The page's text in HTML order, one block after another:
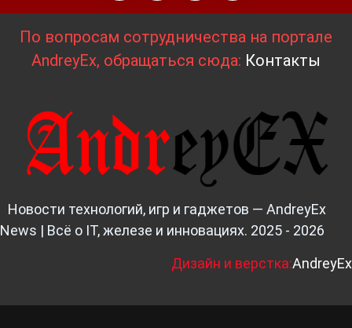
По вопросам сотрудничества на портале
AndreyEx, обращаться сюда: Контакты
Новости технологий, игр и гаджетов — AndreyEx
News | Всё о IT, железе и инновациях. 2025 - 2026
Дизайн и верстка:AndreyEx